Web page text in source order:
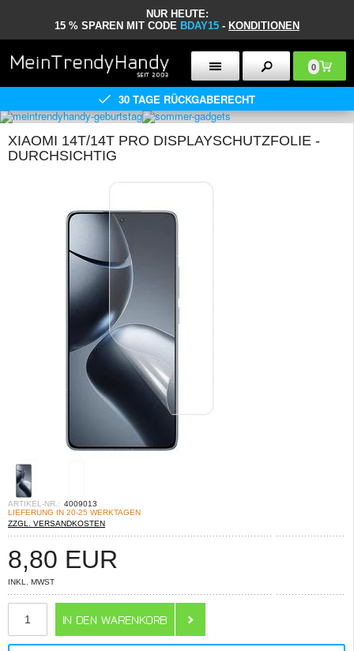
NUR HEUTE:
15 % SPAREN MIT CODE BDAY15 - KONDITIONEN
0
30 TAGE RÜCKGABERECHT
XIAOMI 14T/14T PRO DISPLAYSCHUTZFOLIE -
DURCHSICHTIG
ARTIKEL-NR.: 4009013
LIEFERUNG IN 20-25 WERKTAGEN
ZZGL. VERSANDKOSTEN
8,80 EUR
INKL. MWST